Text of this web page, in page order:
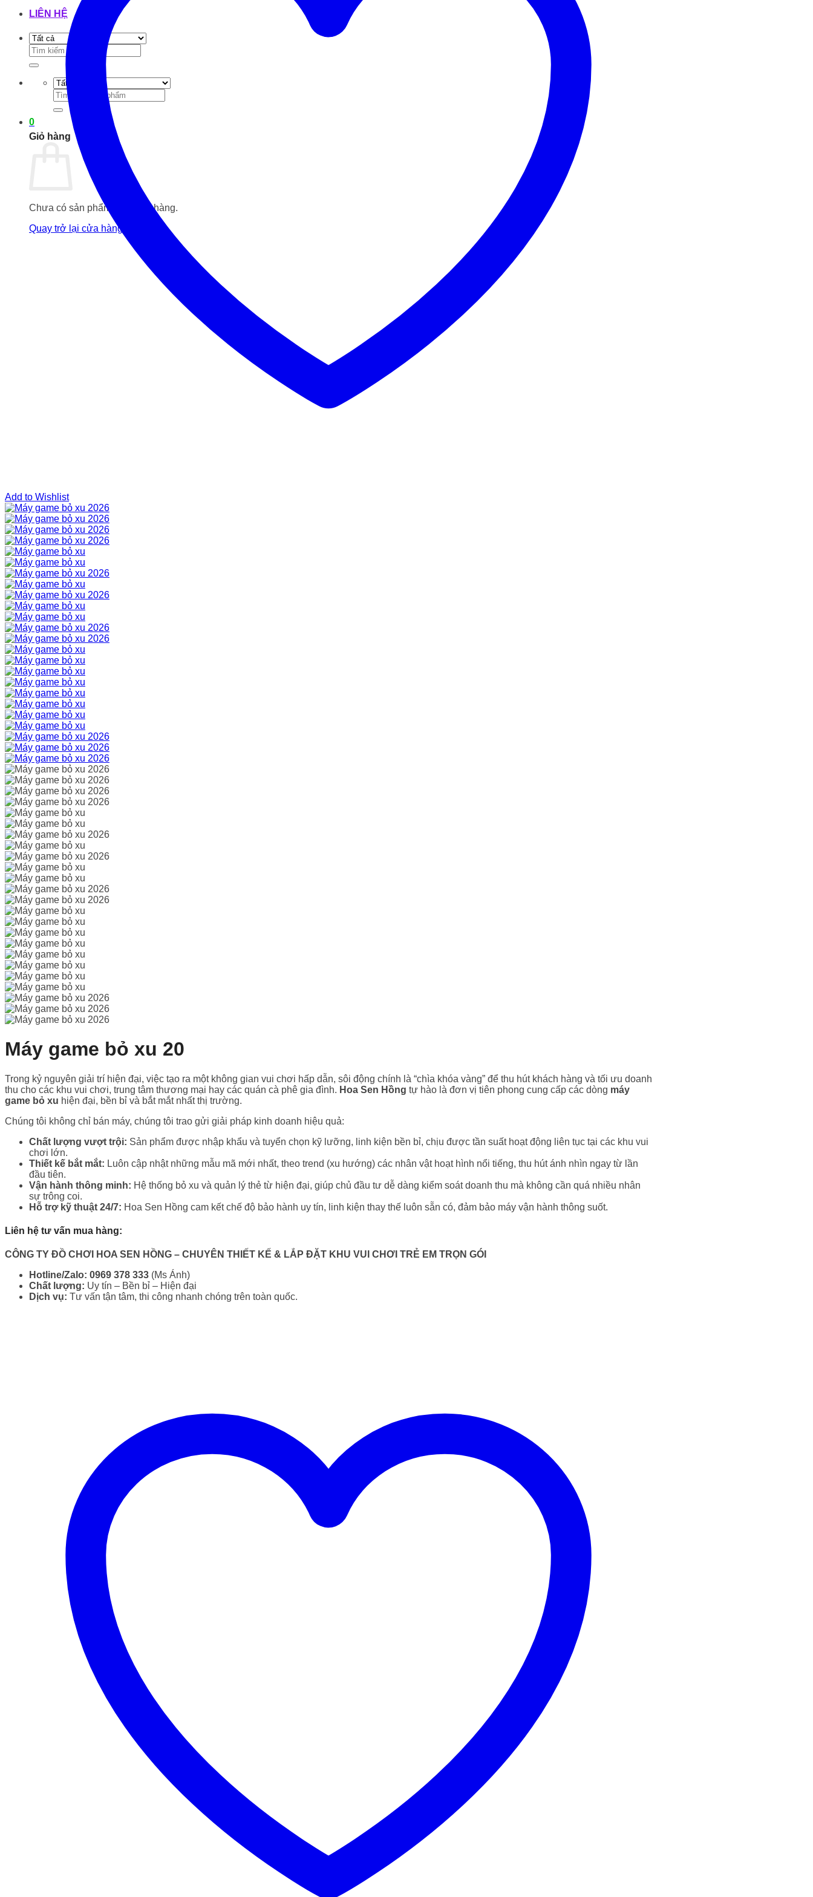
LIÊN HỆ
Tìm
kiếm:
Tìm
kiếm:
0
Giỏ hàng
Chưa có sản phẩm trong giỏ hàng.
Quay trở lại cửa hàng
Add to Wishlist
Máy game bỏ xu 20
Trong kỷ nguyên giải trí hiện đại, việc tạo ra một không gian vui chơi hấp dẫn, sôi động chính là “chìa khóa vàng” để thu hút khách hàng và tối ưu doanh
thu cho các khu vui chơi, trung tâm thương mại hay các quán cà phê gia đình. Hoa Sen Hồng tự hào là đơn vị tiên phong cung cấp các dòng máy
game bỏ xu hiện đại, bền bỉ và bắt mắt nhất thị trường.
Chúng tôi không chỉ bán máy, chúng tôi trao gửi giải pháp kinh doanh hiệu quả:
Chất lượng vượt trội: Sản phẩm được nhập khẩu và tuyển chọn kỹ lưỡng, linh kiện bền bỉ, chịu được tần suất hoạt động liên tục tại các khu vui
chơi lớn.
Thiết kế bắt mắt: Luôn cập nhật những mẫu mã mới nhất, theo trend (xu hướng) các nhân vật hoạt hình nổi tiếng, thu hút ánh nhìn ngay từ lần
đầu tiên.
Vận hành thông minh: Hệ thống bỏ xu và quản lý thẻ từ hiện đại, giúp chủ đầu tư dễ dàng kiểm soát doanh thu mà không cần quá nhiều nhân
sự trông coi.
Hỗ trợ kỹ thuật 24/7: Hoa Sen Hồng cam kết chế độ bảo hành uy tín, linh kiện thay thế luôn sẵn có, đảm bảo máy vận hành thông suốt.
Liên hệ tư vấn mua hàng:
CÔNG TY ĐỒ CHƠI HOA SEN HỒNG – CHUYÊN THIẾT KẾ & LẮP ĐẶT KHU VUI CHƠI TRẺ EM TRỌN GÓI
Hotline/Zalo: 0969 378 333 (Ms Ánh)
Chất lượng: Uy tín – Bền bỉ – Hiện đại
Dịch vụ: Tư vấn tận tâm, thi công nhanh chóng trên toàn quốc.